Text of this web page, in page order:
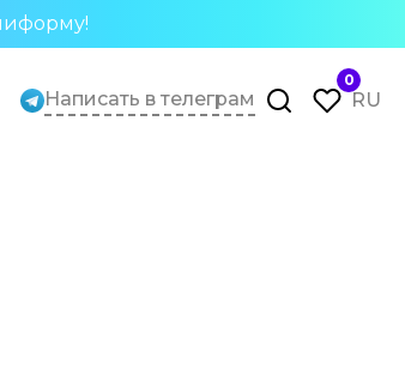
Написать в телеграм
0
RU